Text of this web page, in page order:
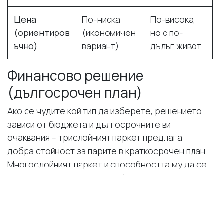
Цена
(ориентиров
ъчно)
По-ниска
(икономичен
вариант)
По-висока,
но с по-
дълъг живот
Финансово решение
(дългосрочен план)
Ако се чудите кой тип да изберете, решението
зависи от бюджета и дългосрочните ви
очаквания – трислойният паркет предлага
добра стойност за парите в краткосрочен план.
Многослойният паркет и способността му да се
цикли многократно ви дава финансовата